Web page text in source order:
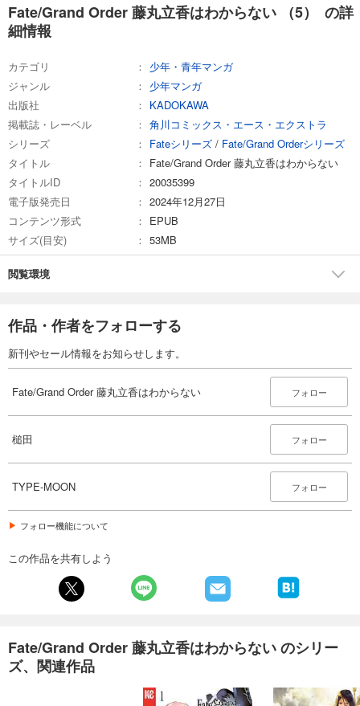
Fate/Grand Order 藤丸立香はわからない （5） の詳
細情報
カテゴリ
少年・青年マンガ
ジャンル
少年マンガ
出版社
KADOKAWA
掲載誌・レーベル
角川コミックス・エース・エクストラ
シリーズ
Fateシリーズ / Fate/Grand Orderシリーズ
タイトル
Fate/Grand Order 藤丸立香はわからない
タイトルID
20035399
電子版発売日
2024年12月27日
コンテンツ形式
EPUB
サイズ(目安)
53MB
閲覧環境
作品・作者をフォローする
新刊やセール情報をお知らせします。
Fate/Grand Order 藤丸立香はわからない フォロー
槌田 フォロー
TYPE-MOON フォロー
フォロー機能について
この作品を共有しよう
Fate/Grand Order 藤丸立香はわからない のシリー
ズ、関連作品